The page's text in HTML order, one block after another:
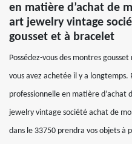
en matière d’achat de
art jewelry vintage
gousset et à bracelet
Possédez-vous des montres
vous avez achetée il y a longtemps.
professionnelle en matière d’achat
jewelry vintage société achat de
dans le 33750 prendra vos objets à